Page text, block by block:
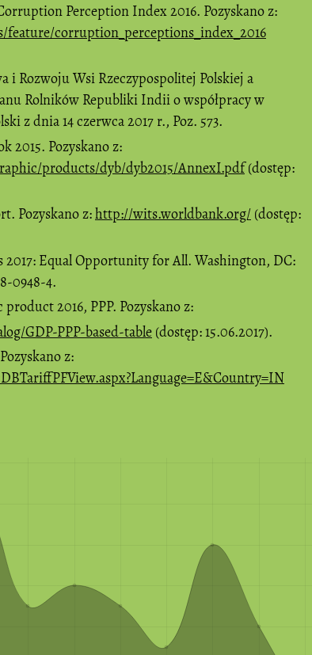
Perception Index 2016. Pozyskano z:
corruption_perceptions_index_2016
Rozwoju Wsi Rzeczypospolitej Polskiej a
Rolników Republiki Indii o współpracy w
z dnia 14 czerwca 2017 r., Poz. 573.
2015. Pozyskano z:
products/dyb/dyb2015/AnnexI.pdf(dostęp:
Pozyskano z:http://wits.worldbank.org/ (dostęp:
2017: Equal Opportunity for All. Washington, DC:
0948-4.
2016, PPP. Pozyskano z:
GDP-PPP-based-table (dostęp: 15.06.2017).
z: